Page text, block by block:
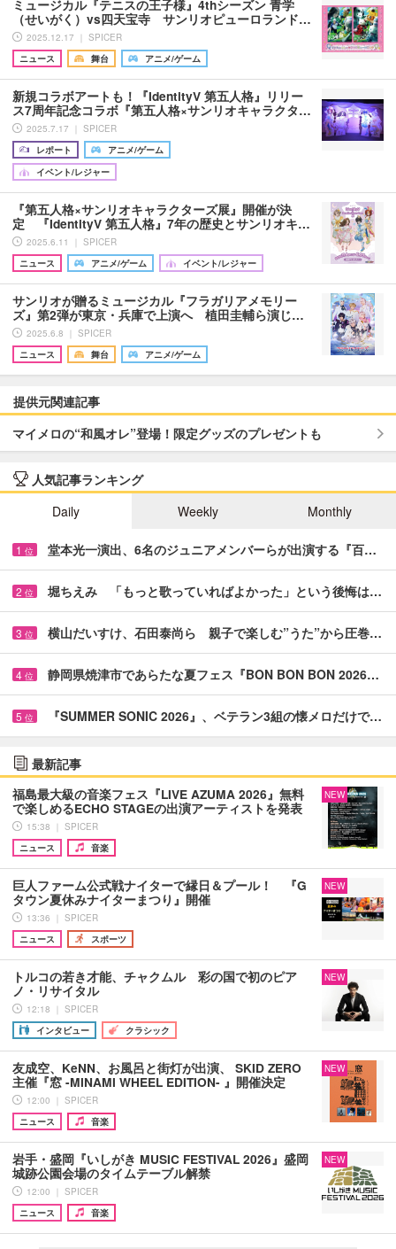
ミュージカル『テニスの王子様』4thシーズン 青学
（せいがく）vs四天宝寺 サンリオピューロランド…
2025.12.17 ｜ SPICER
ニュース
舞台 アニメ/ゲーム
新規コラボアートも！『IdentityV 第五人格』リリー
ス7周年記念コラボ『第五人格×サンリオキャラクタ…
2025.7.17 ｜ SPICER
レポート
アニメ/ゲーム
イベント/レジャー
『第五人格×サンリオキャラクターズ展』開催が決
定 『IdentityV 第五人格』7年の歴史とサンリオキ…
2025.6.11 ｜ SPICER
ニュース
アニメ/ゲーム イベント/レジャー
サンリオが贈るミュージカル『フラガリアメモリー
ズ』第2弾が東京・兵庫で上演へ 植田圭輔ら演じ…
2025.6.8 ｜ SPICER
ニュース
舞台 アニメ/ゲーム
提供元関連記事
マイメロの“和風オレ”登場！限定グッズのプレゼントも
人気記事ランキング
Daily
Weekly Monthly
1 位 堂本光一演出、6名のジュニアメンバーらが出演する『百…
2 位 堀ちえみ 「もっと歌っていればよかった」という後悔は…
3 位 横山だいすけ、石田泰尚ら 親子で楽しむ”うた”から圧巻…
4 位 静岡県焼津市であらたな夏フェス『BON BON BON 2026…
5 位 『SUMMER SONIC 2026』、ベテラン3組の懐メロだけで…
最新記事
福島最大級の音楽フェス『LIVE AZUMA 2026』無料
で楽しめるECHO STAGEの出演アーティストを発表
15:38 ｜ SPICER
ニュース
音楽
NEW
巨人ファーム公式戦ナイターで縁日＆プール！ 『G
タウン夏休みナイターまつり』開催
13:36 ｜ SPICER
ニュース
スポーツ
NEW
トルコの若き才能、チャクムル 彩の国で初のピア
ノ・リサイタル
12:18 ｜ SPICER
インタビュー
クラシック
NEW
友成空、KeNN、お風呂と街灯が出演、 SKID ZERO
主催『窓 -MINAMI WHEEL EDITION- 』開催決定
12:00 ｜ SPICER
ニュース
音楽
NEW
岩手・盛岡『いしがき MUSIC FESTIVAL 2026』盛岡
城跡公園会場のタイムテーブル解禁
12:00 ｜ SPICER
ニュース
音楽
NEW